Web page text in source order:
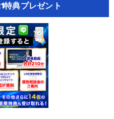
特典プレゼント